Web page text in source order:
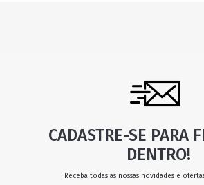
CADASTRE-SE PARA
DENTRO!
Receba todas as nossas novidades e